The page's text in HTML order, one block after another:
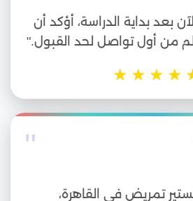
بعد بداية الدراسة، أؤكد أن
من أول تواصل لحد القبول."
★
★
★
★
"
تمريض في القاهرة،